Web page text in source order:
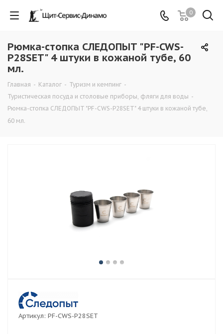
0
Рюмка-стопка СЛЕДОПЫТ "PF-CWS-
P28SET" 4 штуки в кожаной тубе, 60
мл.
Главная - Каталог - Туризм и кемпинг -
Туристическая посуда и столовые приборы, фляги для воды -
Рюмка-стопка СЛЕДОПЫТ "PF-CWS-P28SET" 4 штуки в кожаной тубе,
60 мл.
Артикул: PF-CWS-P28SET